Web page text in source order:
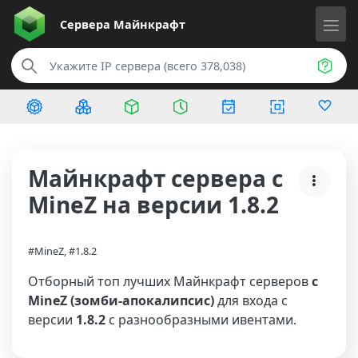
Сервера Майнкрафт
Майнкрафт сервера с
MineZ на версии 1.8.2
#MineZ, #1.8.2
Отборный топ лучших Майнкрафт серверовс
MineZ (зомби-апокалипсис)для входа с
версии 1.8.2 с разнообразными ивентами.